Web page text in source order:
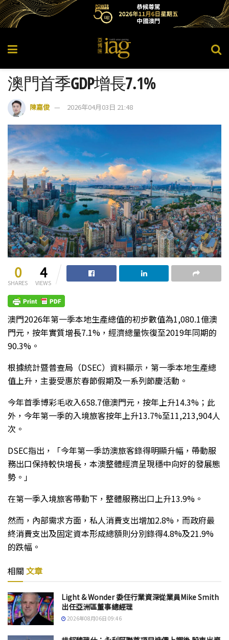
澳門首季GDP增長7.1%
陳嘉俊 2026年04月03日 21:48
0
SHARES
4
VIEWS
澳門2026年第一季本地生產總值的初步數值為1,080.1億澳
門元，按年實質增長7.1%，經濟總量恢復至2019年同期的
90.3%。
根據統計暨普查局（DSEC）資料顯示，第一季本地生產總
值上升，主要受惠於春節假期及一系列節慶活動。
今年首季博彩毛收入658.7億澳門元，按年上升14.3%；此
外，今年第一季的入境旅客按年上升13.7%至11,213,904人
次。
DSEC指出，「今年第一季訪澳旅客錄得明顯升幅，帶動服
務出口保持較快增長，本澳整體經濟呈現穩中向好的發展態
勢。」
在第一季入境旅客帶動下，整體服務出口上升13.9%。
然而，內部需求方面，私人消費支出增加2.8%，而政府最
終消費支出及固定資本形成總額則分別錄得4.8%及21.9%
的跌幅。
相關 文章
Light & Wonder 委任行業資深從業員Mike Smith
出任亞洲區董事總經理
2026年08月06日 09:46